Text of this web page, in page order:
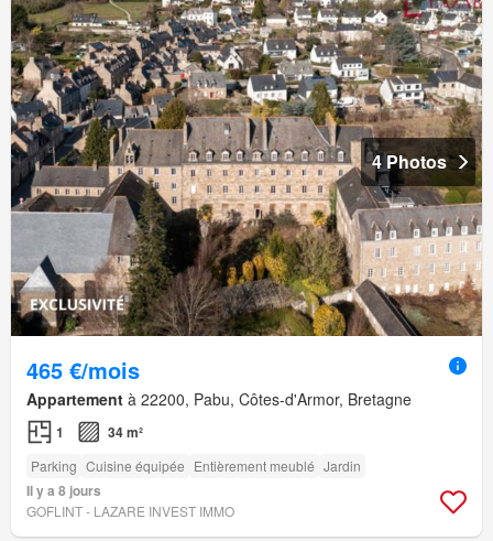
4 Photos
465 €/mois
Appartement à 22200, Pabu, Côtes-d'Armor, Bretagne
1 34 m²
Parking Cuisine équipée Entièrement meublé Jardin
Il y a 8 jours
GOFLINT - LAZARE INVEST IMMO